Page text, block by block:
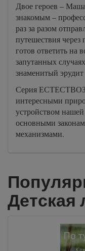
Двое героев –
знакомым –
раз за разом
путешествия
готов ответить
запутанных
знаменитый
Серия
интересными
устройством
основными
механизмами.
Детская